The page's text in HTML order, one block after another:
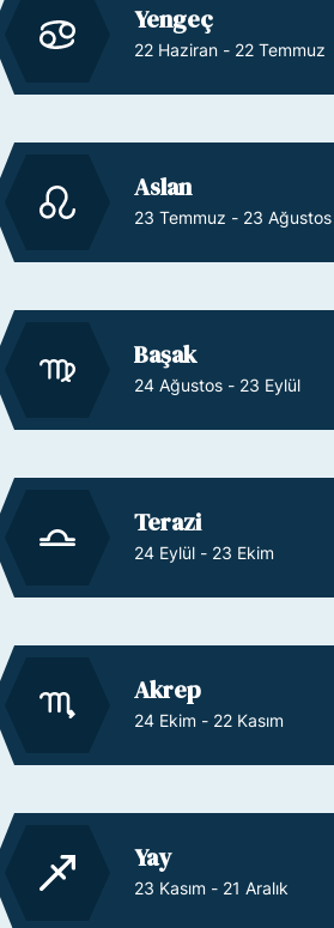
Yengeç
22 Haziran - 22 Temmuz
Aslan
23 Temmuz - 23 Ağustos
Başak
24 Ağustos - 23 Eylül
Terazi
24 Eylül - 23 Ekim
Akrep
24 Ekim - 22 Kasım
Yay
23 Kasım - 21 Aralık